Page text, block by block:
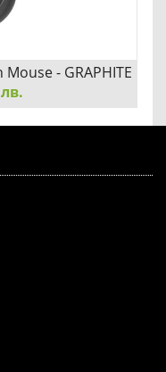
- GRAPHITE